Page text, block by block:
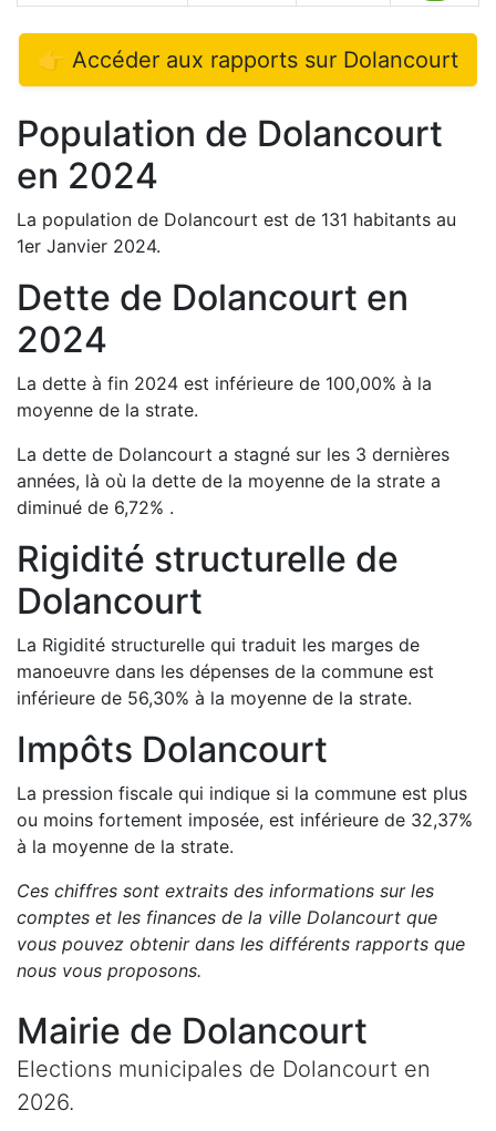
👉 Accéder aux rapports sur Dolancourt
Population de Dolancourt
en 2024
La population de Dolancourt est de 131 habitants au
1er Janvier 2024.
Dette de Dolancourt en
2024
La dette à fin 2024 est inférieure de 100,00% à la
moyenne de la strate.
La dette de Dolancourt a stagné sur les 3 dernières
années, là où la dette de la moyenne de la strate a
diminué de 6,72% .
Rigidité structurelle de
Dolancourt
La Rigidité structurelle qui traduit les marges de
manoeuvre dans les dépenses de la commune est
inférieure de 56,30% à la moyenne de la strate.
Impôts Dolancourt
La pression fiscale qui indique si la commune est plus
ou moins fortement imposée, est inférieure de 32,37%
à la moyenne de la strate.
Ces chiffres sont extraits des informations sur les
comptes et les finances de la ville Dolancourt que
vous pouvez obtenir dans les différents rapports que
nous vous proposons.
Mairie de Dolancourt
Elections municipales de Dolancourt en
2026.